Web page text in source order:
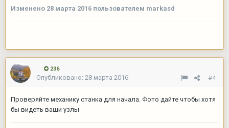
Изменено 28 марта 2016 пользователем markasd
236
#4
Опубликовано: 28 марта 2016
Проверяйте механику станка для начала. Фото дайте чтобы хотя
бы видеть ваши узлы